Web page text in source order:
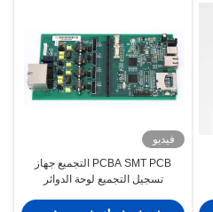
فيديو
PCBA SMT PCB التجميع جهاز
تسجيل التجميع لوحة الدوائر